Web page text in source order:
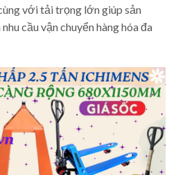
với tải trọng lớn giúp sản
cầu vận chuyển hàng hóa đa